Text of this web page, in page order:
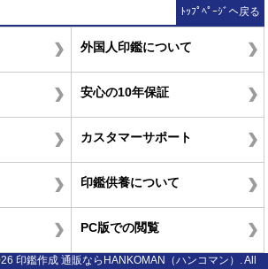
ﾄｯﾌﾟﾍﾟｰｼﾞへ戻る
外国人印鑑について
安心の10年保証
カスタマーサポート
印鑑供養について
PC版での閲覧
印鑑作成 通販ならHANKOMAN（ハンコマン）. All